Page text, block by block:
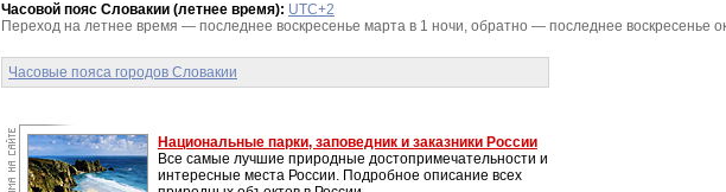
Часовой пояс Словакии (летнее время): UTC+2
Переход на летнее время — последнее воскресенье марта в 1 ночи, обратно — последнее воскресенье
Часовые пояса городов Словакии
Национальные парки, заповедник и заказники России
Все самые лучшие природные достопримечательности и
интересные места России. Подробное описание всех